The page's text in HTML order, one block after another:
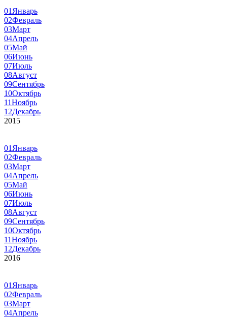
01 Январь
02Февраль
03Март
04Апрель
05Май
06Июнь
07Июль
08Август
09Сентябрь
10Октябрь
11Ноябрь
12Декабрь
2015
01 Январь
02Февраль
03Март
04Апрель
05Май
06Июнь
07Июль
08Август
09Сентябрь
10Октябрь
11Ноябрь
12Декабрь
2016
01 Январь
02Февраль
03Март
04Апрель